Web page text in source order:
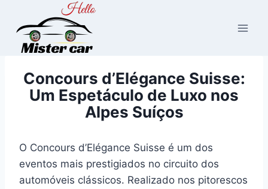
Conteúdo
Concours d’Elégance Suisse:
Um Espetáculo de Luxo nos
Alpes Suíços
O Concours d’Elégance Suisse é um dos
eventos mais prestigiados no circuito dos
automóveis clássicos. Realizado nos pitorescos